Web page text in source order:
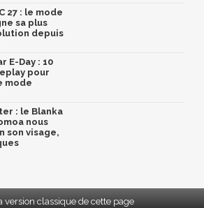
27 : le mode
sa plus
depuis
E-Day : 10
pour
mode
: le Blanka
nous
son visage,
version classique de cette page